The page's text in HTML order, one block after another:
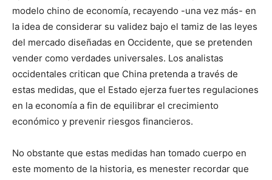
modelo chino de economía, recayendo -una vez más- en
la idea de considerar su validez bajo el tamiz de las leyes
del mercado diseñadas en Occidente, que se pretenden
vender como verdades universales. Los analistas
occidentales critican que China pretenda a través de
estas medidas, que el Estado ejerza fuertes regulaciones
en la economía a fin de equilibrar el crecimiento
económico y prevenir riesgos financieros.
No obstante que estas medidas han tomado cuerpo en
este momento de la historia, es menester recordar que